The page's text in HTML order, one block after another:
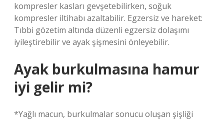
kompresler kasları gevşetebilirken, soğuk
kompresler iltihabı azaltabilir. Egzersiz ve hareket:
Tıbbi gözetim altında düzenli egzersiz dolaşımı
iyileştirebilir ve ayak şişmesini önleyebilir.
Ayak burkulmasına hamur
iyi gelir mi?
*Yağlı macun, burkulmalar sonucu oluşan şişliği